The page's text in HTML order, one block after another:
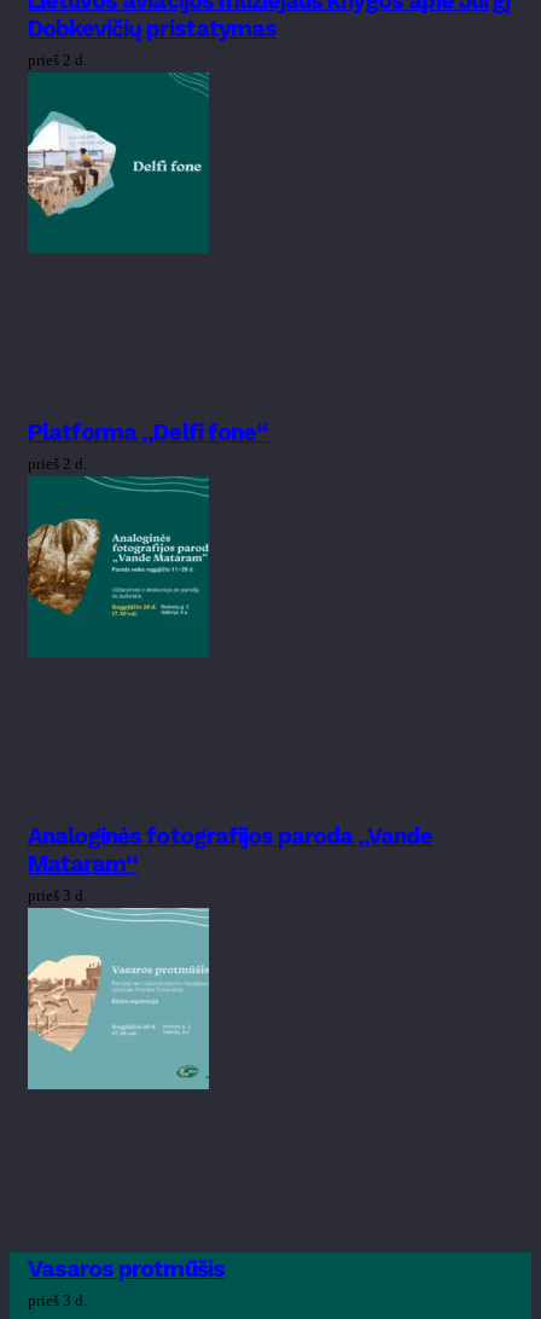
Dobkevičių pristatymas
prieš 2 d.
Platforma „Delfi fone“
prieš 2 d.
Analoginės fotografijos paroda „Vande
Mataram“
prieš 3 d.
Vasaros protmūšis
prieš 3 d.